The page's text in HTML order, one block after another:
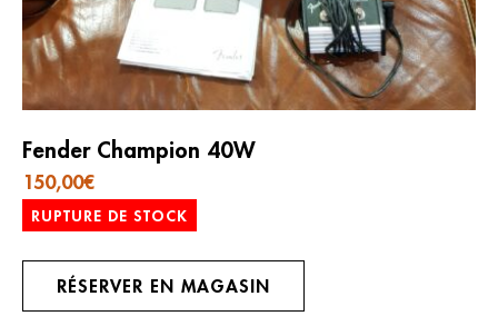
Fender Champion 40W
150,00€
RUPTURE DE STOCK
RÉSERVER EN MAGASIN